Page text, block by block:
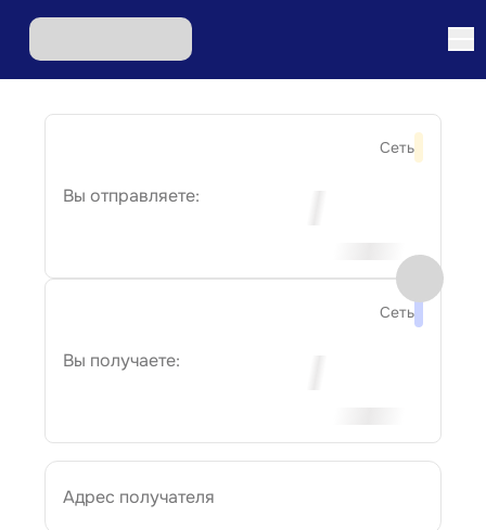
Сеть
Вы отправляете:
Сеть
Вы получаете:
Адрес получателя